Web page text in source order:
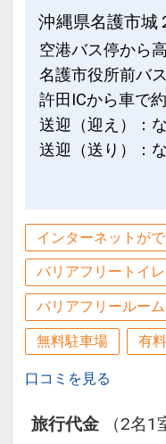
ール：営業期
※旅行代金に含
お子様ポイント
●お子様用ルー
用意♪
連泊ポイント
●３連泊以上ご
チ１回付（限
※旅行代金に含
●２泊ごとに１
【６０日前まで
割引がござい
ご宿泊の６０日
ると
１泊につきおひ
※早期申込期間
数の内訳・客
があった場合、
ません。
※他の割引との
※割引適用後の
ーからお進みい
「空室照会結果
さい。
ホテルポイント
沖縄県名護市城
空港バス停から
名護市役所前バ
許田ICから車で
送迎（迎え）：
送迎（送り）：
インターネットが
バリアフリートイレ
バリアフリールーム
無料駐車場 有
口コミを見る
旅行代金
（2名